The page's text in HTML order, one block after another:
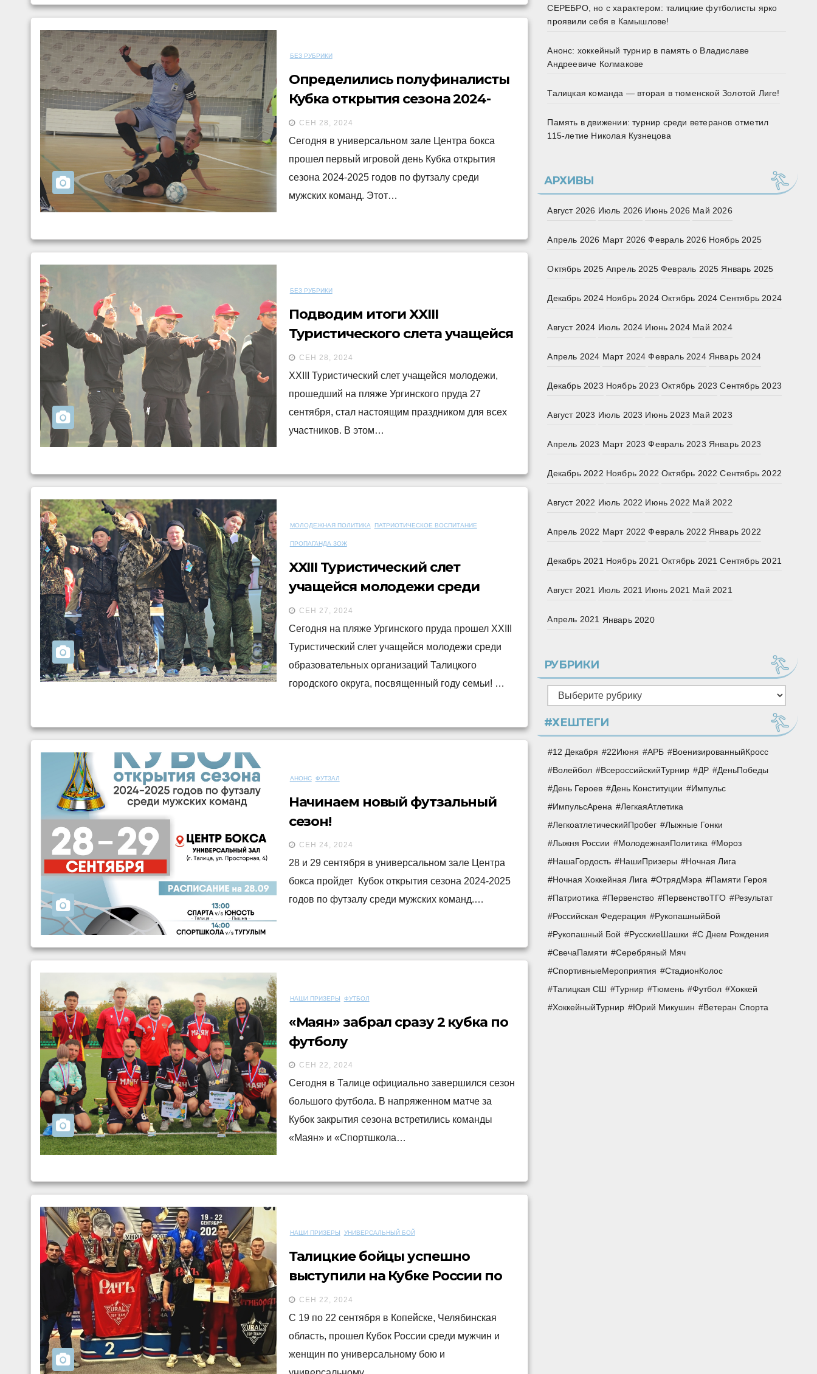
БЕЗ РУБРИКИ
Определились полуфиналисты
Кубка открытия сезона 2024-
2025 годов по футзалу среди
мужских команд
СЕН 28, 2024
Сегодня в универсальном зале Центра бокса
прошел первый игровой день Кубка открытия
сезона 2024-2025 годов по футзалу среди
мужских команд. Этот…
БЕЗ РУБРИКИ
Подводим итоги XXIII
Туристического слета учащейся
молодежи!
СЕН 28, 2024
XXIII Туристический слет учащейся молодежи,
прошедший на пляже Ургинского пруда 27
сентября, стал настоящим праздником для всех
участников. В этом…
МОЛОДЕЖНАЯ ПОЛИТИКА ПАТРИОТИЧЕСКОЕ ВОСПИТАНИЕ
ПРОПАГАНДА ЗОЖ
XXIII Туристический слет
учащейся молодежи среди
образовательных организаций
Талицкого ГО
СЕН 27, 2024
Сегодня на пляже Ургинского пруда прошел XXIII
Туристический слет учащейся молодежи среди
образовательных организаций Талицкого
городского округа, посвященный году семьи! …
АНОНС ФУТЗАЛ
Начинаем новый футзальный
сезон!
СЕН 24, 2024
28 и 29 сентября в универсальном зале Центра
бокса пройдет Кубок открытия сезона 2024-2025
годов по футзалу среди мужских команд.…
НАШИ ПРИЗЕРЫ ФУТБОЛ
«Маян» забрал сразу 2 кубка по
футболу
СЕН 22, 2024
Сегодня в Талице официально завершился сезон
большого футбола. В напряженном матче за
Кубок закрытия сезона встретились команды
«Маян» и «Спортшкола…
НАШИ ПРИЗЕРЫ УНИВЕРСАЛЬНЫЙ БОЙ
Талицкие бойцы успешно
выступили на Кубке России по
универсальному бою!
СЕН 22, 2024
С 19 по 22 сентября в Копейске, Челябинская
область, прошел Кубок России среди мужчин и
женщин по универсальному бою и
СЕРЕБРО, но с характером: талицкие футболисты ярко
проявили себя в Камышлове!
Анонс: хоккейный турнир в память о Владиславе
Андреевиче Колмакове
Талицкая команда — вторая в тюменской Золотой Лиге!
Память в движении: турнир среди ветеранов отметил
115‑летие Николая Кузнецова
АРХИВЫ
Август 2026 Июль 2026 Июнь 2026 Май 2026
Апрель 2026 Март 2026 Февраль 2026 Ноябрь 2025
Октябрь 2025 Апрель 2025 Февраль 2025 Январь 2025
Декабрь 2024 Ноябрь 2024 Октябрь 2024 Сентябрь 2024
Август 2024 Июль 2024 Июнь 2024 Май 2024
Апрель 2024 Март 2024 Февраль 2024 Январь 2024
Декабрь 2023 Ноябрь 2023 Октябрь 2023 Сентябрь 2023
Август 2023 Июль 2023 Июнь 2023 Май 2023
Апрель 2023 Март 2023 Февраль 2023 Январь 2023
Декабрь 2022 Ноябрь 2022 Октябрь 2022 Сентябрь 2022
Август 2022 Июль 2022 Июнь 2022 Май 2022
Апрель 2022 Март 2022 Февраль 2022 Январь 2022
Декабрь 2021 Ноябрь 2021 Октябрь 2021 Сентябрь 2021
Август 2021 Июль 2021 Июнь 2021 Май 2021
Апрель 2021 Январь 2020
РУБРИКИ
Рубрики
#ХЕШТЕГИ
12 Декабря 22Июня АРБ
ВоенизированныйКросс
Волейбол
ВсероссийскийТурнир ДР
ДеньПобеды
День Героев
День Конституции
Импульс
ИмпульсАрена
ЛегкаяАтлетика
ЛегкоатлетическийПробег
Лыжные Гонки
Лыжня России
МолодежнаяПолитика
Мороз
НашаГордость
НашиПризеры
Ночная Лига
Ночная Хоккейная Лига
ОтрядМэра
Памяти Героя
Патриотика
Первенство ПервенствоТГО
Результат
Российская Федерация
РукопашныйБой
Рукопашный Бой
РусскиеШашки
С Днем Рождения
СвечаПамяти
Серебряный Мяч
СпортивныеМероприятия
СтадионКолос
Талицкая СШ
Турнир Тюмень Футбол
Хоккей
ХоккейныйТурнир
Юрий Микушин Ветеран Спорта